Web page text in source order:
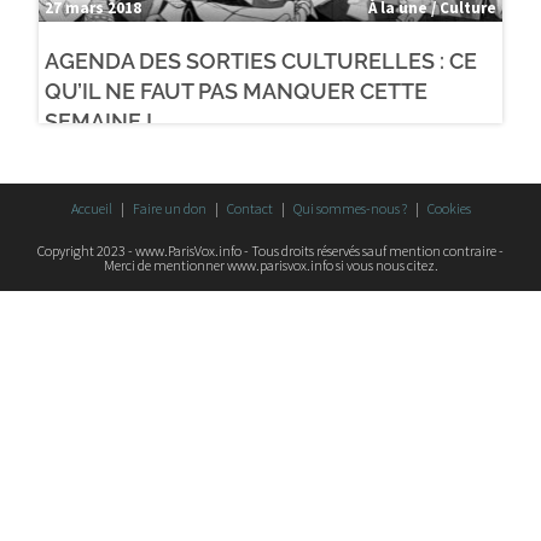
27 mars 2018 À la une / Culture
AGENDA DES SORTIES CULTURELLES : CE
QU’IL NE FAUT PAS MANQUER CETTE
SEMAINE !
Accueil Faire un don Contact Qui sommes-nous ? Cookies
Copyright 2023 - www.ParisVox.info - Tous droits réservés sauf mention contraire -
Merci de mentionner www.parisvox.info si vous nous citez.